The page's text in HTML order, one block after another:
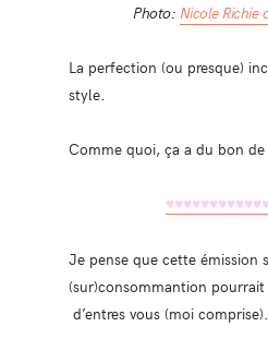
Photo: Nicole Richie
La perfection (ou presque)
style.
Comme quoi, ça a du bon de
♥♥♥♥♥♥♥♥♥
Je pense que cette émission
(sur)consommantion
d’entres vous (moi comprise).